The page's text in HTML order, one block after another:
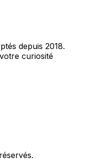
depuis 2018.
curiosité